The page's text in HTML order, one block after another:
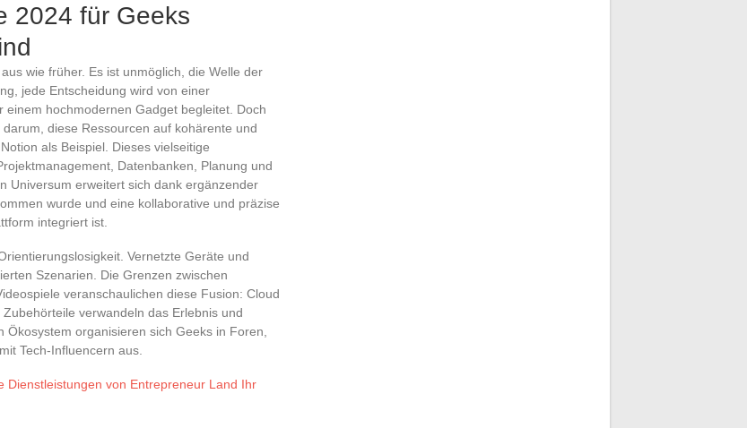
2024 für Geeks
wie früher. Es ist unmöglich, die Welle der
jede Entscheidung wird von einer
hochmodernen Gadget begleitet. Doch
diese Ressourcen auf kohärente und
als Beispiel. Dieses vielseitige
Datenbanken, Planung und
Universum erweitert sich dank ergänzender
wurde und eine kollaborative und präzise
integriert ist.
Vernetzte Geräte und
Szenarien. Die Grenzen zwischen
veranschaulichen diese Fusion: Cloud
verwandeln das Erlebnis und
organisieren sich Geeks in Foren,
Tech-Influencern aus.
Dienstleistungen von Entrepreneur Land Ihr